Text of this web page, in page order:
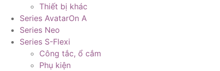
Thiết bị khác
Series AvatarOn A
Series Neo
Series S-Flexi
Công tắc, ổ cắm
Phụ kiện